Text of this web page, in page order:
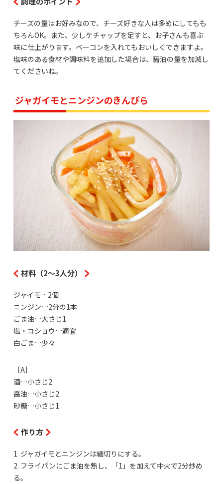
チーズの量はお好みなので、チーズ好きな人は多めにしてもも
ちろんOK。また、少しケチャップを足すと、お子さんも喜ぶ
味に仕上がります。ベーコンを入れてもおいしくできますよ。
塩味のある食材や調味料を追加した場合は、醤油の量を加減し
てくださいね。
ジャガイモとニンジンのきんぴら
材料（2～3人分）
ジャイモ…2個
ニンジン…2分の1本
ごま油…大さじ1
塩・コショウ…適宜
白ごま…少々
［A］
酒…小さじ2
醤油…小さじ2
砂糖…小さじ1
作り方
1. ジャガイモとニンジンは細切りにする。
2. フライパンにごま油を熱し、「1」を加えて中火で2分炒め
る。